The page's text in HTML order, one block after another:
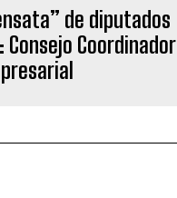
de diputados
Coordinador